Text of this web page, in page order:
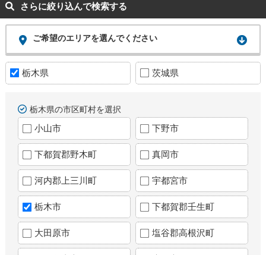
さらに絞り込んで検索する
ご希望のエリアを選んでください
栃木県 茨城県
栃木県の市区町村を選択
小山市 下野市
下都賀郡野木町 真岡市
河内郡上三川町 宇都宮市
栃木市 下都賀郡壬生町
大田原市 塩谷郡高根沢町